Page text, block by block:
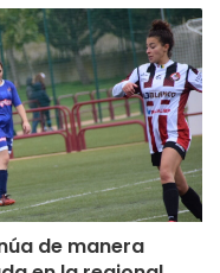
La Rioja 2014-20120,
caso gestiona el
Suroriental.
que “el programa
servicio del
sus proyectos
actividad y empleo
de manera